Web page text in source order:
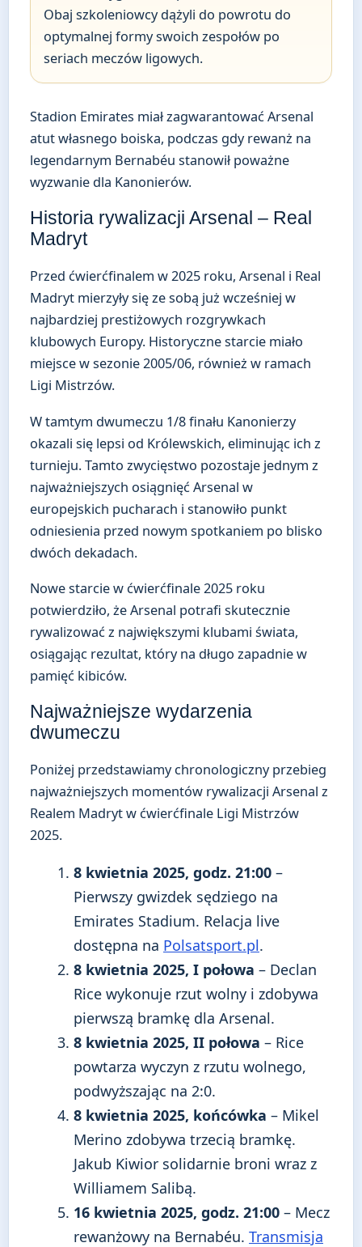
Obaj szkoleniowcy dążyli do powrotu do
optymalnej formy swoich zespołów po
seriach meczów ligowych.
Stadion Emirates miał zagwarantować Arsenal
atut własnego boiska, podczas gdy rewanż na
legendarnym Bernabéu stanowił poważne
wyzwanie dla Kanonierów.
Historia rywalizacji Arsenal – Real
Madryt
Przed ćwierćfinalem w 2025 roku, Arsenal i Real
Madryt mierzyły się ze sobą już wcześniej w
najbardziej prestiżowych rozgrywkach
klubowych Europy. Historyczne starcie miało
miejsce w sezonie 2005/06, również w ramach
Ligi Mistrzów.
W tamtym dwumeczu 1/8 finału Kanonierzy
okazali się lepsi od Królewskich, eliminując ich z
turnieju. Tamto zwycięstwo pozostaje jednym z
najważniejszych osiągnięć Arsenal w
europejskich pucharach i stanowiło punkt
odniesienia przed nowym spotkaniem po blisko
dwóch dekadach.
Nowe starcie w ćwierćfinale 2025 roku
potwierdziło, że Arsenal potrafi skutecznie
rywalizować z największymi klubami świata,
osiągając rezultat, który na długo zapadnie w
pamięć kibiców.
Najważniejsze wydarzenia
dwumeczu
Poniżej przedstawiamy chronologiczny przebieg
najważniejszych momentów rywalizacji Arsenal z
Realem Madryt w ćwierćfinale Ligi Mistrzów
2025.
8 kwietnia 2025, godz. 21:00 –
Pierwszy gwizdek sędziego na
Emirates Stadium. Relacja live
dostępna na Polsatsport.pl.
8 kwietnia 2025, I połowa – Declan
Rice wykonuje rzut wolny i zdobywa
pierwszą bramkę dla Arsenal.
8 kwietnia 2025, II połowa – Rice
powtarza wyczyn z rzutu wolnego,
podwyższając na 2:0.
8 kwietnia 2025, końcówka – Mikel
Merino zdobywa trzecią bramkę.
Jakub Kiwior solidarnie broni wraz z
Williamem Salibą.
16 kwietnia 2025, godz. 21:00 – Mecz
rewanżowy na Bernabéu. Transmisja